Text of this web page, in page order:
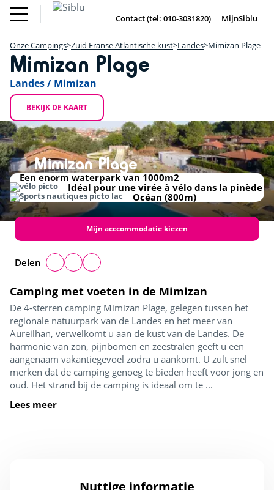
Overslaan
en
de
inhoud
gaan
Fun Pass
Parken)
Kopen
DE FR IE EN
Vakantie Inspiratie
Aanbiedingen
Accommodaties / Kampeerplaatsen
Ontdek Siblu
Fun Pass (Franse Parken)
Chalet Kopen
DE FR
Contact (tel: 010-3031820) MijnSiblu
Onze Campings Zuid Franse Atlantische kust Landes Mimizan Plage
Mimizan Plage
Landes / Mimizan
BEKIJK DE KAART
+
−
Mimizan Plage
Camping met voeten in de Mimizan
De 4-sterren camping Mimizan Plage, gelegen tussen het
regionale natuurpark van de Landes en het meer van
Aureilhan, verwelkomt u aan de kust van de Landes. De
harmonie van zon, pijnbomen en zeestralen geeft u een
aangenaam vakantiegevoel zodra u aankomt. U zult snel
merken dat de camping genoeg te bieden heeft voor jong en
oud. Het strand bij de camping is ideaal om te ...
Lees meer
Een enorm waterpark van 1000m2
Idéal pour une virée à vélo dans la pinède
Océan (800m)
Mijn acccommodatie kiezen
Delen